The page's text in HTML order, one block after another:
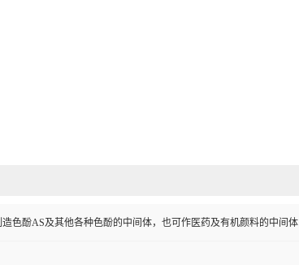
色酚AS及其他各种色酚的中间体，也可作医药及有机颜料的中间体